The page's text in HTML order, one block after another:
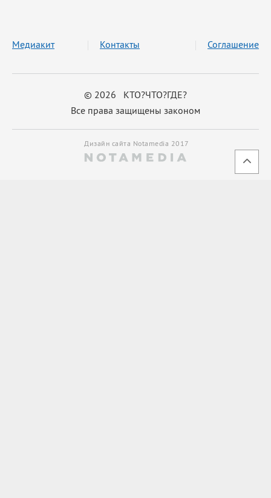
© 2026 КТО?ЧТО?ГДЕ?
Все права защищены законом
Медиакит Контакты Соглашение
Дизайн сайта Notamedia 2017